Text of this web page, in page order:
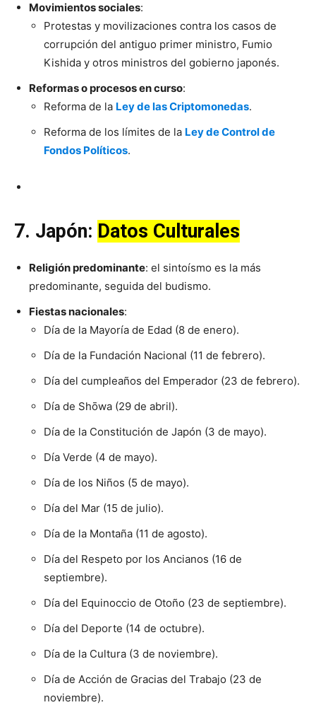
Movimientos sociales:
Protestas y movilizaciones contra los casos de
corrupción del antiguo primer ministro, Fumio
Kishida y otros ministros del gobierno japonés.
Reformas o procesos en curso:
Reforma de la Ley de las Criptomonedas.
Reforma de los límites de la Ley de Control de
Fondos Políticos.
7. Japón: Datos Culturales
Religión predominante: el sintoísmo es la más
predominante, seguida del budismo.
Fiestas nacionales:
Día de la Mayoría de Edad (8 de enero).
Día de la Fundación Nacional (11 de febrero).
Día del cumpleaños del Emperador (23 de febrero).
Día de Shōwa (29 de abril).
Día de la Constitución de Japón (3 de mayo).
Día Verde (4 de mayo).
Día de los Niños (5 de mayo).
Día del Mar (15 de julio).
Día de la Montaña (11 de agosto).
Día del Respeto por los Ancianos (16 de
septiembre).
Día del Equinoccio de Otoño (23 de septiembre).
Día del Deporte (14 de octubre).
Día de la Cultura (3 de noviembre).
Día de Acción de Gracias del Trabajo (23 de
noviembre).